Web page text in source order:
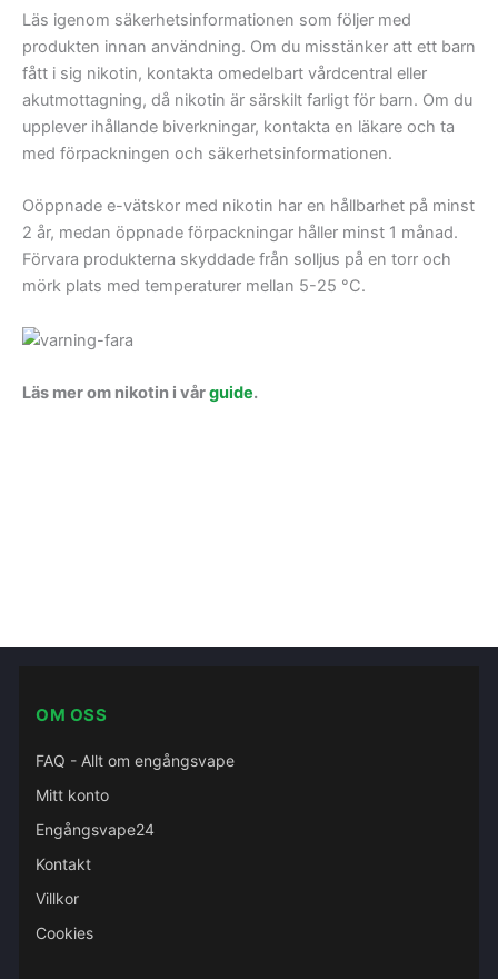
Läs igenom säkerhetsinformationen som följer med
produkten innan användning. Om du misstänker att ett barn
fått i sig nikotin, kontakta omedelbart vårdcentral eller
akutmottagning, då nikotin är särskilt farligt för barn. Om du
upplever ihållande biverkningar, kontakta en läkare och ta
med förpackningen och säkerhetsinformationen.
Oöppnade e-vätskor med nikotin har en hållbarhet på minst
2 år, medan öppnade förpackningar håller minst 1 månad.
Förvara produkterna skyddade från solljus på en torr och
mörk plats med temperaturer mellan 5-25 °C.
Läs mer om nikotin i vårguide.
OM OSS
FAQ - Allt om engångsvape
Mitt konto
Engångsvape24
Kontakt
Villkor
Cookies